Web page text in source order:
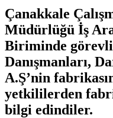
Çanakkale
Müdürlüğü İş
Biriminde
Danışmanları,
A.Ş’nin
yetkililerden
bilgi edindiler.